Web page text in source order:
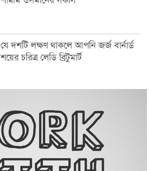
যে দশটি লক্ষণ থাকলে আপনি জর্জ বার্নার্ড
শয়ের চরিত্র লেডি ব্রিটুমার্ট